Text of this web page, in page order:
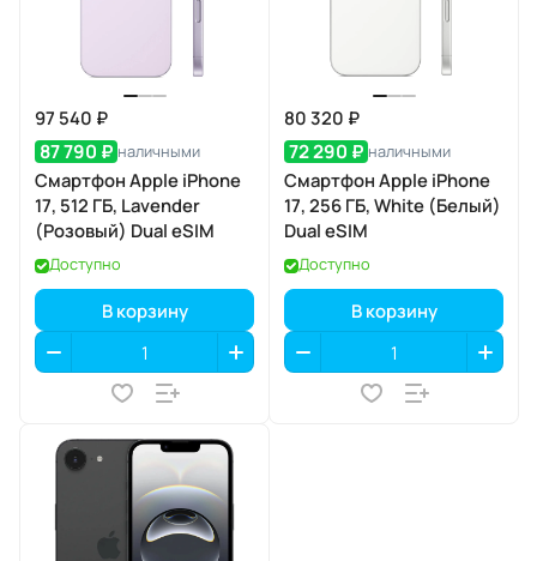
97 540 ₽
87 790 ₽ наличными
Смартфон Apple iPhone
17, 512 ГБ, Lavender
(Розовый) Dual eSIM
Доступно
В корзину
80 320 ₽
72 290 ₽ наличными
Смартфон Apple iPhone
17, 256 ГБ, White (Белый)
Dual eSIM
Доступно
В корзину